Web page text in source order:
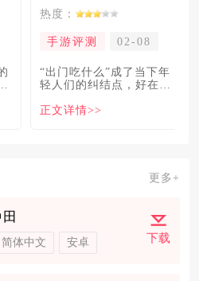
热度：
手游评测 02-08
“出门吃什么”成了当下年
轻人们的纠结点，好在美
解
正文详情>>
更多+
简体中文 安卓 下载